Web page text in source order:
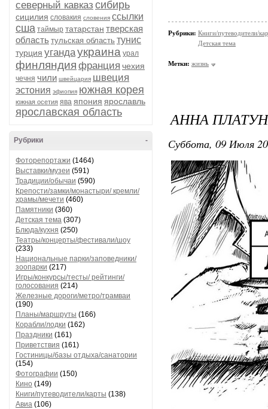
северный кавказ сибирь
сицилия словакия словения ссылки
сша таймыр татарстан тверская
область тульская область тунис
турция угандаукраина урал
финляндия франция чехия
чечня чили швейцария швеция
эстония эфиопия южная корея
южная осетия ява япония ярославль
ярославская область
-
Рубрики
Фоторепортажи (1464)
Выставки/музеи (591)
Традиции/обычаи (590)
Крепости/замки/монастыри/ кремли/
храмы/мечети (460)
Памятники (360)
Детская тема (307)
Блюда/кухня (250)
Театры/концерты/фестивали/шоу
(233)
Национальные парки/заповедники/
зоопарки (217)
Игры/конкурсы/тесты/ рейтинги/
голосования (214)
Железные дороги/метро/трамваи
(190)
Планы/маршруты (166)
Корабли/лодки (162)
Праздники (161)
Приветствия (161)
Гостиницы/базы отдыха/санатории
(154)
Фотографии (150)
Кино (149)
Книги/путеводители/карты (138)
Авиа (106)
Рубрики: Книги/путеводители/
Детская тема
Метки: жизнь
АННА
Суббота, 09 Июля